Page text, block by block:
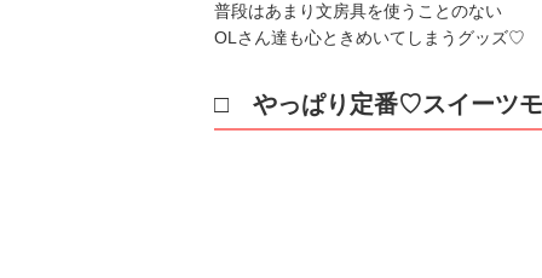
普段はあまり文房具を使うことのない
OLさん達も心ときめいてしまうグッズ♡
□ やっぱり定番♡スイーツ